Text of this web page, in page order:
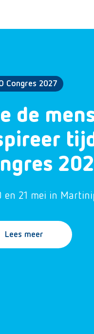
Congres 2027
de
en 21 mei in
Lees meer